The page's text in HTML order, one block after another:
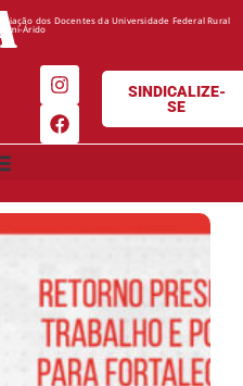
dos Docentes da Universidade Federal Rural
Árido
SINDICALIZE-
SE